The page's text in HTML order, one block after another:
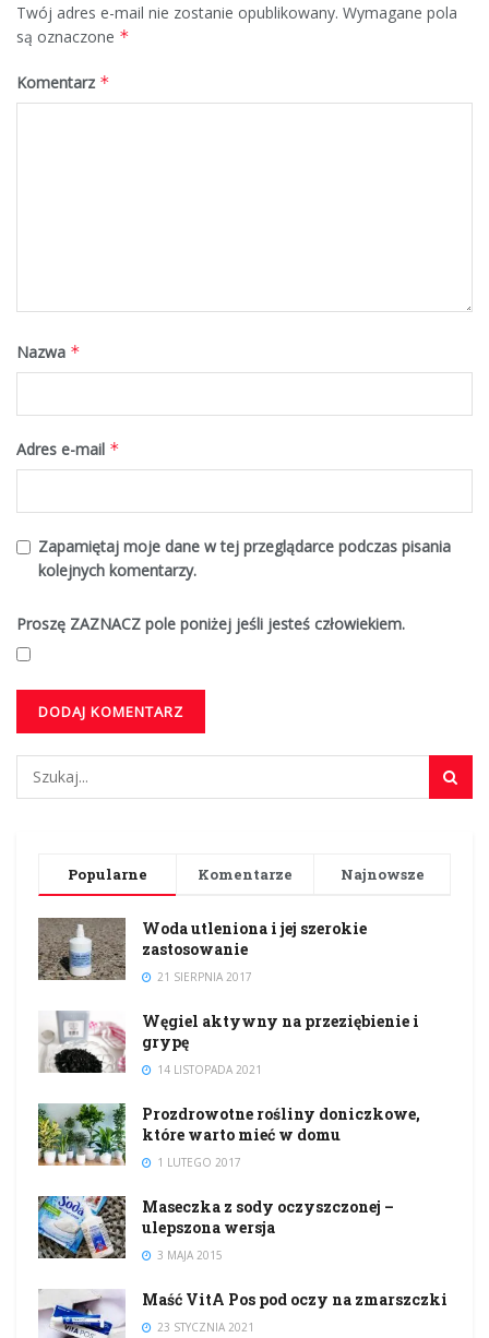
Twój adres e-mail nie zostanie opublikowany. Wymagane pola
są oznaczone *
Komentarz *
Nazwa *
Adres e-mail *
Zapamiętaj moje dane w tej przeglądarce podczas pisania
kolejnych komentarzy.
Proszę ZAZNACZ pole poniżej jeśli jesteś człowiekiem.
Popularne Komentarze Najnowsze
Woda utleniona i jej szerokie
zastosowanie
21 SIERPNIA 2017
Węgiel aktywny na przeziębienie i
grypę
14 LISTOPADA 2021
Prozdrowotne rośliny doniczkowe,
które warto mieć w domu
1 LUTEGO 2017
Maseczka z sody oczyszczonej –
ulepszona wersja
3 MAJA 2015
Maść VitA Pos pod oczy na zmarszczki
23 STYCZNIA 2021